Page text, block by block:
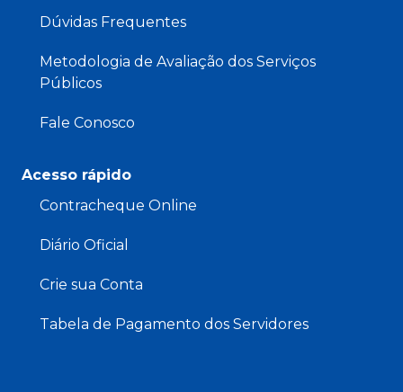
Dúvidas Frequentes
Metodologia de Avaliação dos Serviços
Públicos
Fale Conosco
Acesso rápido
Contracheque Online
Diário Oficial
Crie sua Conta
Tabela de Pagamento dos Servidores